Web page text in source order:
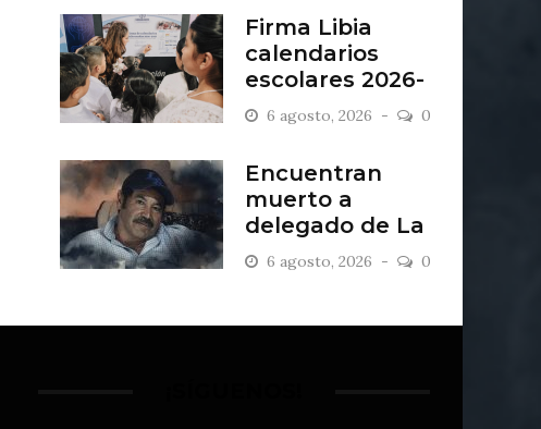
Firma Libia
calendarios
escolares 2026-
2027
6 agosto, 2026 0
Encuentran
muerto a
delegado de La
Sandía
6 agosto, 2026 0